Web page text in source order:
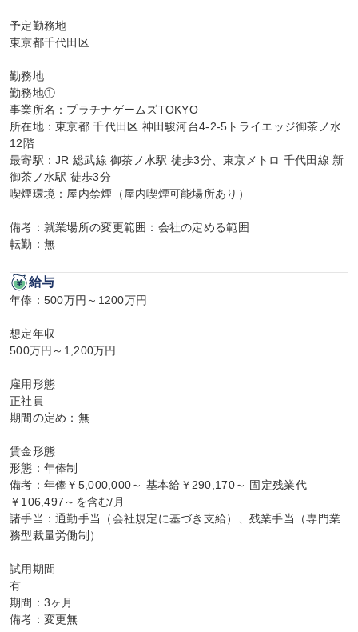
予定勤務地
東京都千代田区
勤務地
勤務地①
事業所名：プラチナゲームズTOKYO
所在地：東京都 千代田区 神田駿河台4-2-5トライエッジ御茶ノ水
12階
最寄駅：JR 総武線 御茶ノ水駅 徒歩3分、東京メトロ 千代田線 新
御茶ノ水駅 徒歩3分
喫煙環境：屋内禁煙（屋内喫煙可能場所あり）
備考：就業場所の変更範囲：会社の定める範囲
転勤：無
給与
年俸：500万円～1200万円
想定年収
500万円～1,200万円
雇用形態
正社員
期間の定め：無
賃金形態
形態：年俸制
備考：年俸￥5,000,000～ 基本給￥290,170～ 固定残業代
￥106,497～を含む/月
諸手当：通勤手当（会社規定に基づき支給）、残業手当（専門業
務型裁量労働制）
試用期間
有
期間：3ヶ月
備考：変更無